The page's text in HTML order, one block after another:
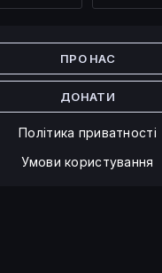
ПРО НАС
ДОНАТИ
Політика приватності
Умови користування